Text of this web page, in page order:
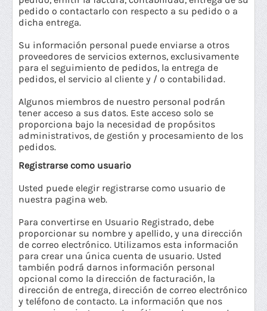
pedido o contactarlo con respecto a su pedido o a
dicha entrega.
Su información personal puede enviarse a otros
proveedores de servicios externos, exclusivamente
para el seguimiento de pedidos, la entrega de
pedidos, el servicio al cliente y / o contabilidad.
Algunos miembros de nuestro personal podrán
tener acceso a sus datos. Este acceso solo se
proporciona bajo la necesidad de propósitos
administrativos, de gestión y procesamiento de los
pedidos.
Registrarse como usuario
Usted puede elegir registrarse como usuario de
nuestra pagina web.
Para convertirse en Usuario Registrado, debe
proporcionar su nombre y apellido, y una dirección
de correo electrónico. Utilizamos esta información
para crear una única cuenta de usuario. Usted
también podrá darnos información personal
opcional como la dirección de facturación, la
dirección de entrega, dirección de correo electrónico
y teléfono de contacto. La información que nos